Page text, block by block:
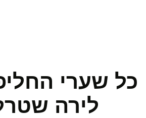
כל שערי
לירה